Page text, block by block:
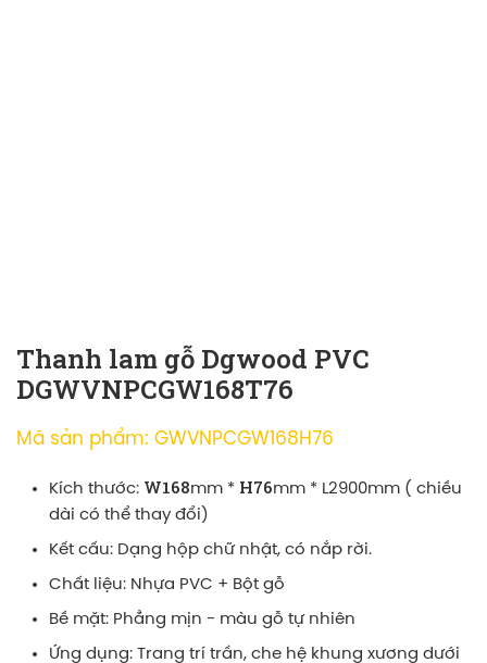
Thanh lam gỗ Dgwood PVC
DGWVNPCGW168T76
Mã sản phẩm: GWVNPCGW168H76
Kích thước: W168mm * H76mm * L2900mm ( chiều
dài có thể thay đổi)
Kết cấu: Dạng hộp chữ nhật, có nắp rời.
Chất liệu: Nhựa PVC + Bột gỗ
Bề mặt: Phẳng mịn - màu gỗ tự nhiên
Ứng dụng: Trang trí trần, che hệ khung xương dưới